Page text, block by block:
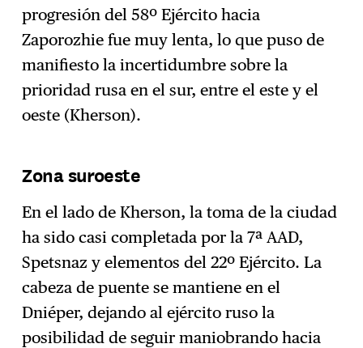
progresión del 58º Ejército hacia
Zaporozhie fue muy lenta, lo que puso de
manifiesto la incertidumbre sobre la
prioridad rusa en el sur, entre el este y el
oeste (Kherson).
Zona suroeste
En el lado de Kherson, la toma de la ciudad
ha sido casi completada por la 7ª AAD,
Spetsnaz y elementos del 22º Ejército. La
cabeza de puente se mantiene en el
Dniéper, dejando al ejército ruso la
posibilidad de seguir maniobrando hacia